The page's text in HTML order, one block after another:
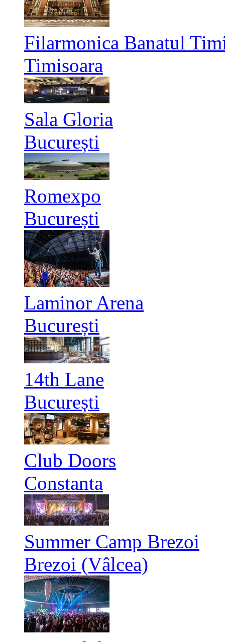
Filarmonica Banatul
Timisoara
Sala Gloria
București
Romexpo
București
Laminor Arena
București
14th Lane
București
Club Doors
Constanta
Summer Camp Brezoi
Brezoi (Vâlcea)